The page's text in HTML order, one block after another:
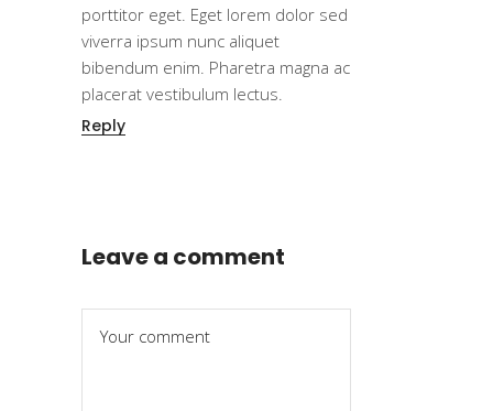
porttitor eget. Eget lorem dolor sed
viverra ipsum nunc aliquet
bibendum enim. Pharetra magna ac
placerat vestibulum lectus.
Reply
Leave a comment